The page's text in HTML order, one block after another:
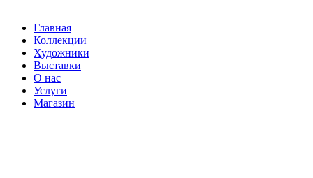
Главная
Коллекции
Художники
Выставки
О нас
Услуги
Магазин